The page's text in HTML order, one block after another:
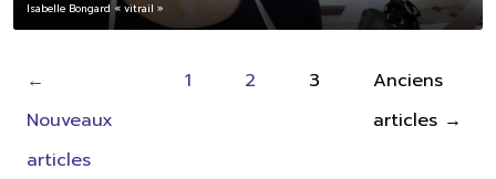
Isabelle Bongard « vitrail »
Pagination
des
publications
←
Nouveaux
articles
1 2 3
Anciens
articles →